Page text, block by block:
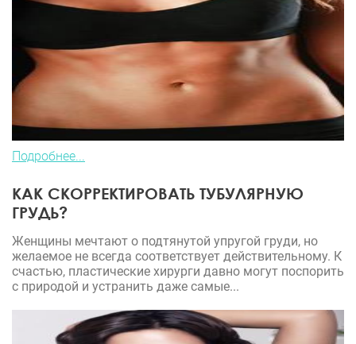
Подробнее...
КАК СКОРРЕКТИРОВАТЬ ТУБУЛЯРНУЮ
ГРУДЬ?
Женщины мечтают о подтянутой упругой груди, но
желаемое не всегда соответствует действительному. К
счастью, пластические хирурги давно могут поспорить
с природой и устранить даже самые...